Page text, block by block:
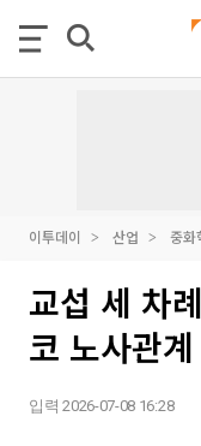
이투데이 산업 중화
교섭 세 차
코 노사관
입력 2026-07-08 16:28